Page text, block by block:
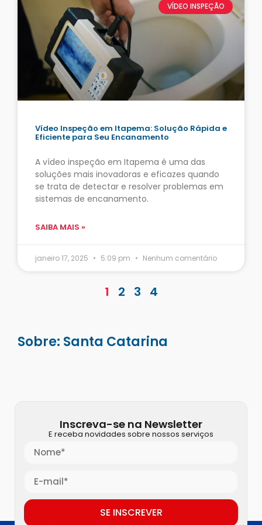
VÍDEO INSPEÇÃO
Vídeo Inspeção em Itapema: Solução Rápida e
Eficiente para Seu Encanamento
A vídeo inspeção em Itapema é uma das
soluções mais inovadoras e eficazes quando
se trata de detectar e resolver problemas em
sistemas de encanamento.
SAIBA MAIS »
janeiro 17, 2025 5:09 pm Nenhum comentário
1 2 3 4
Sobre: Santa Catarina
Inscreva-se na Newsletter
E receba novidades sobre nossos serviços
SE INSCREVER